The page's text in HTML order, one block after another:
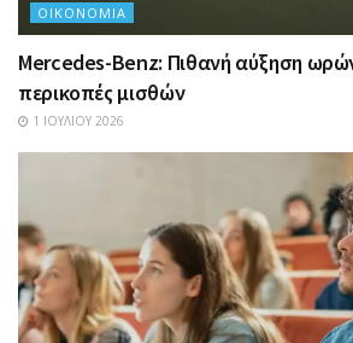
ΟΙΚΟΝΟΜΊΑ
Mercedes-Benz: Πιθανή αύξηση
περικοπές μισθών
1 ΙΟΥΛΊΟΥ 2026